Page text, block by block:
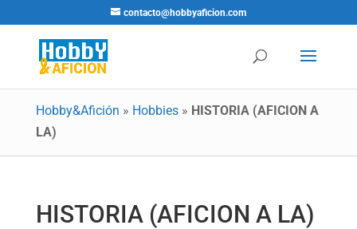
contacto@hobbyaficion.com
Hobby&Afición » Hobbies» HISTORIA (AFICION A
LA)
HISTORIA (AFICION A LA)